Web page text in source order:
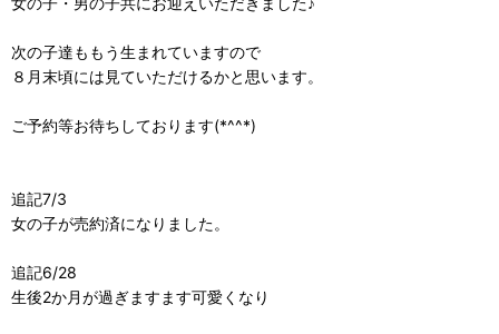
次の子達ももう生まれていますので
８月末頃には見ていただけるかと思います。
ご予約等お待ちしております(*^^*)
追記7/3
女の子が売約済になりました。
追記6/28
生後2か月が過ぎますます可愛くなり